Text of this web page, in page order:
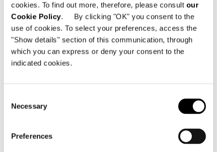
cookies. To find out more, therefore, please consult our
Cookie Policy. By clicking "OK" you consent to the
use of cookies. To select your preferences, access the
"Show details" section of this communication, through
which you can express or deny your consent to the
indicated cookies.
Selection
Necessary
Preferences